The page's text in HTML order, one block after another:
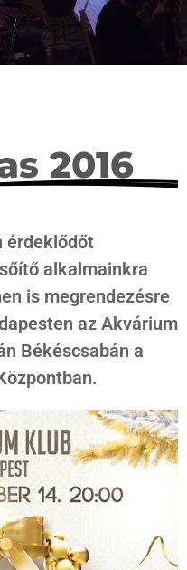
2016
érdeklődőt
alkalmainkra
is megrendezésre
az Akvárium
Békéscsabán a